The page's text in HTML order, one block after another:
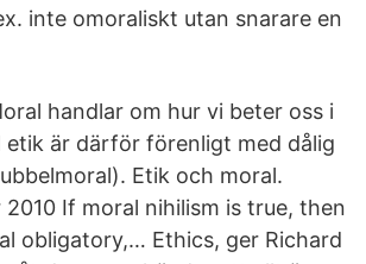
inte omoraliskt utan snarare en
handlar om hur vi beter oss i
etik är därför förenligt med dålig
Etik och moral.
If moral nihilism is true, then
obligatory,… Ethics, ger Richard